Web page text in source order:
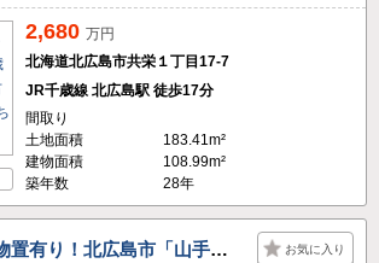
2,680 万円
北海道北広島市共栄１丁目17-7
JR千歳線 北広島駅 徒歩17分
間取り
土地面積
183.41m²
建物面積
108.99m²
築年数
28年
北広島市「山手町３丁目」中古住宅！ お気に入り